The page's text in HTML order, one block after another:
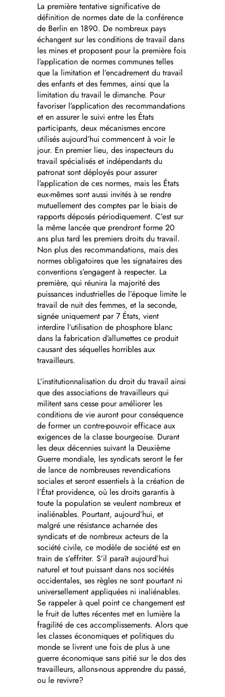
La première tentative significative de
définition de normes date de la conférence
de Berlin en 1890. De nombreux pays
échangent sur les conditions de travail dans
les mines et proposent pour la première fois
l’application de normes communes telles
que la limitation et l’encadrement du travail
des enfants et des femmes, ainsi que la
limitation du travail le dimanche. Pour
favoriser l’application des recommandations
et en assurer le suivi entre les États
participants, deux mécanismes encore
utilisés aujourd’hui commencent à voir le
jour. En premier lieu, des inspecteurs du
travail spécialisés et indépendants du
patronat sont déployés pour assurer
l’application de ces normes, mais les États
eux-mêmes sont aussi invités à se rendre
mutuellement des comptes par le biais de
rapports déposés périodiquement. C’est sur
la même lancée que prendront forme 20
ans plus tard les premiers droits du travail.
Non plus des recommandations, mais des
normes obligatoires que les signataires des
conventions s’engagent à respecter. La
première, qui réunira la majorité des
puissances industrielles de l’époque limite le
travail de nuit des femmes, et la seconde,
signée uniquement par 7 États, vient
interdire l’utilisation de phosphore blanc
dans la fabrication d’allumettes ce produit
causant des séquelles horribles aux
travailleurs.
L’institutionnalisation du droit du travail ainsi
que des associations de travailleurs qui
militent sans cesse pour améliorer les
conditions de vie auront pour conséquence
de former un contre-pouvoir efficace aux
exigences de la classe bourgeoise. Durant
les deux décennies suivant la Deuxième
Guerre mondiale, les syndicats seront le fer
de lance de nombreuses revendications
sociales et seront essentiels à la création de
l’État providence, où les droits garantis à
toute la population se veulent nombreux et
inaliénables. Pourtant, aujourd’hui, et
malgré une résistance acharnée des
syndicats et de nombreux acteurs de la
société civile, ce modèle de société est en
train de s’effriter. S’il paraît aujourd’hui
naturel et tout puissant dans nos sociétés
occidentales, ses règles ne sont pourtant ni
universellement appliquées ni inaliénables.
Se rappeler à quel point ce changement est
le fruit de luttes récentes met en lumière la
fragilité de ces accomplissements. Alors que
les classes économiques et politiques du
monde se livrent une fois de plus à une
guerre économique sans pitié sur le dos des
travailleurs, allons-nous apprendre du passé,
ou le revivre?